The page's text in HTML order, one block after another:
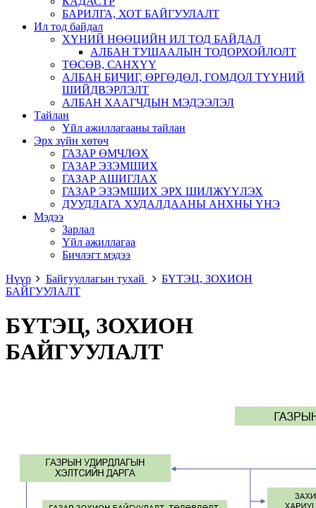
БАРИЛГА, ХОТ БАЙГУУЛАЛТ
Ил тод байдал
ХҮНИЙ НӨӨЦИЙН ИЛ ТОД БАЙДАЛ
АЛБАН ТУШААЛЫН ТОДОРХОЙЛОЛТ
ТӨСӨВ, САНХҮҮ
АЛБАН БИЧИГ, ӨРГӨДӨЛ, ГОМДОЛ ТҮҮНИЙ
ШИЙДВЭРЛЭЛТ
АЛБАН ХААГЧДЫН МЭДЭЭЛЭЛ
Тайлан
Үйл ажиллагааны тайлан
Эрх зүйн хөтөч
ГАЗАР ӨМЧЛӨХ
ГАЗАР ЭЗЭМШИХ
ГАЗАР АШИГЛАХ
ГАЗАР ЭЗЭМШИХ ЭРХ ШИЛЖҮҮЛЭХ
ДУУДЛАГА ХУДАЛДААНЫ АНХНЫ ҮНЭ
Мэдээ
Зарлал
Үйл ажиллагаа
Бичлэгт мэдээ
Нүүр
Байгууллагын тухай
БҮТЭЦ, ЗОХИОН
БАЙГУУЛАЛТ
БҮТЭЦ, ЗОХИОН
БАЙГУУЛАЛТ